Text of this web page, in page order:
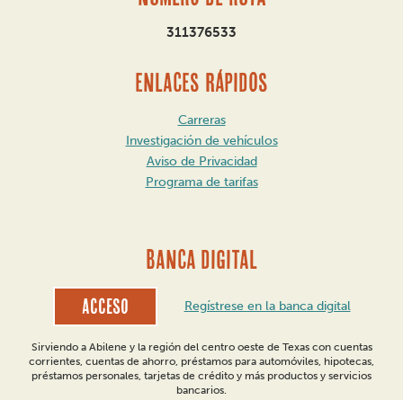
311376533
ENLACES RÁPIDOS
Carreras
Investigación de vehículos
Aviso de Privacidad
Programa de tarifas
BANCA DIGITAL
Acceso Regístrese en la banca digital
Sirviendo a Abilene y la región del centro oeste de Texas con cuentas
corrientes, cuentas de ahorro, préstamos para automóviles, hipotecas,
préstamos personales, tarjetas de crédito y más productos y servicios
bancarios.